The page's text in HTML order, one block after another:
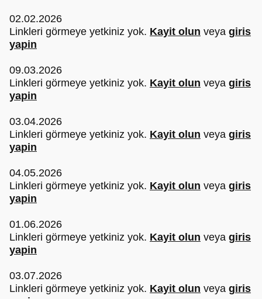
02.02.2026
Linkleri görmeye yetkiniz yok. Kayit olun veya giris
yapin
09.03.2026
Linkleri görmeye yetkiniz yok. Kayit olun veya giris
yapin
03.04.2026
Linkleri görmeye yetkiniz yok. Kayit olun veya giris
yapin
04.05.2026
Linkleri görmeye yetkiniz yok. Kayit olun veya giris
yapin
01.06.2026
Linkleri görmeye yetkiniz yok. Kayit olun veya giris
yapin
03.07.2026
Linkleri görmeye yetkiniz yok. Kayit olun veya giris